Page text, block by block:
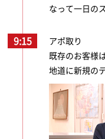
なって一日の
9:15
アポ取り
既存のお客様
地道に新規の